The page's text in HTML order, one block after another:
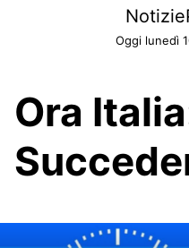
Oggi lunedì
Ora